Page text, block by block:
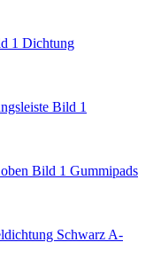
Dichtung
Gummipads